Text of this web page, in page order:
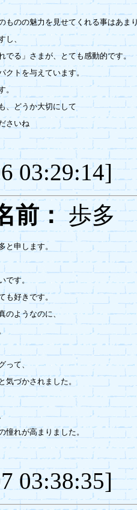
ものの魅力を見せてくれる事はあま
し、
でる」さまが、とても感動的です。
クトを与えています。
。
、どうか大切にして
さいね
03:29:14]
前：歩
と申します。
です。
も好きです。
のようなのに、
って、
気づかされました。
憧れが高まりました。
03:38:35]